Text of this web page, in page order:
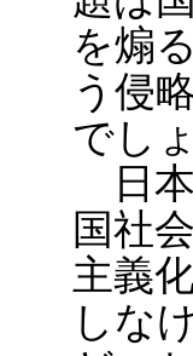
を煽
う侵
でし
日本
国社
主義
しな